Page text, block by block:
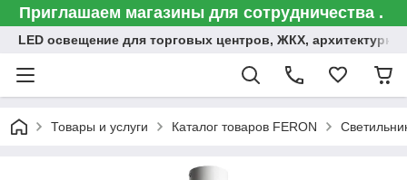
Приглашаем магазины для сотрудничества .
LED освещение для торговых центров, ЖКХ,
Товары и услуги Каталог товаров FERON